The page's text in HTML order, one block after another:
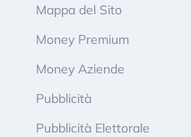
Mappa del Sito
Money Premium
Money Aziende
Pubblicità
Pubblicità Elettorale